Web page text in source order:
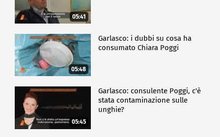
05:41
05:48
Garlasco: i dubbi su cosa ha
consumato Chiara Poggi
05:45
Garlasco: consulente Poggi, c'è
stata contaminazione sulle
unghie?